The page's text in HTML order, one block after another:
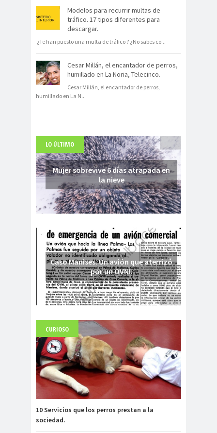
Modelos para recurrir multas de
tráfico. 17 tipos diferentes para
descargar.
¿Te han puesto una multa de tráfico ? ¿No sabes co...
Cesar Millán, el encantador de perros,
humillado en La Noria, Telecinco.
Cesar Millán, el encantador de perros,
humillado en La N...
LO ÚLTIMO
Mujer sobrevive 6 días atrapada en
la nieve
Caso Manises. Un avión que aterrizó
por un OVNI.
Fuerte abandonado del siglo XIX
CURIOSO
10 Servicios que los perros prestan a la
sociedad.